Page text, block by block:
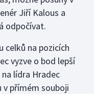
Jiří Kalous a
odpočívat.
celků na pozicích
vyzve o bod lepší
lídra Hradec
v přímém souboji